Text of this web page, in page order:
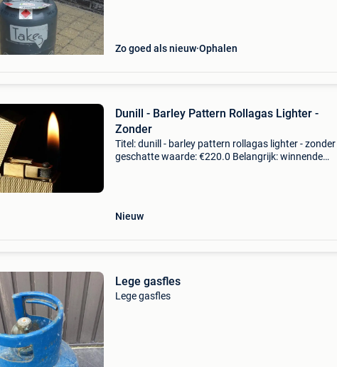
Zo goed als nieuw Ophalen
Dunill - Barley Pattern Rollagas Lighter -
Zonder
Titel: dunill - barley pattern rollagas lighter - zonder
geschatte waarde: €220.0 Belangrijk: winnende
Nieuw
Lege gasfles
Lege gasfles